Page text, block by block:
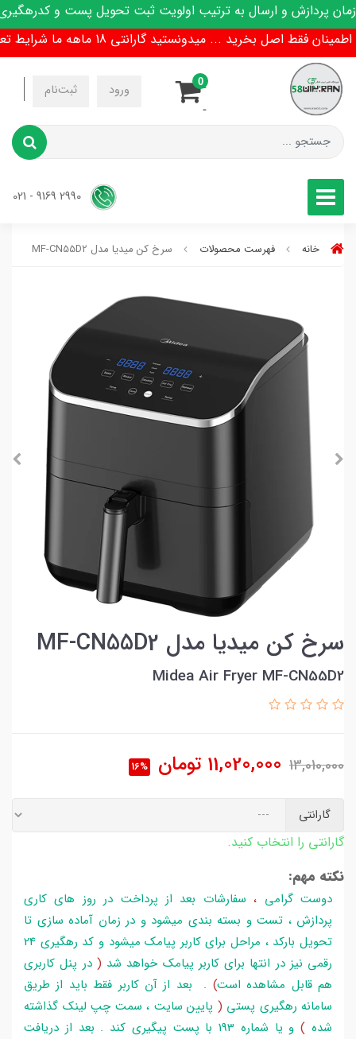
و ارسال به ترتیب اولویت ثبت تحویل پست و کدرهگیری
فقط اصل بخرید ... میدونستید گارانتی 18 ماهه ما شرایط تعویض هم داره !
ورود ثبت‌نام
-
-
0
خانه فهرست محصولات سرخ کن میدیا مدل MF-CN55D2
سرخ کن میدیا مدل MF-CN55D2
Midea Air Fryer MF-CN55D2
13,010,000
11,020,000 تومان 16%
گارانتی
گارانتی را انتخاب کنید.
نکته مهم:
دوست گرامی ،سفارشات بعد از پرداخت در روز های کاری
پردازش ، تست و بسته بندی میشود و در زمان آماده سازی تا
تحویل بارکد ، مراحل برای کاربر پیامک میشود و کد رهگیری 24
رقمی نیز در انتها برای کاربر پیامک خواهد شد ( در پنل کاربری
هم قابل مشاهده است) . بعد از آن کاربر فقط باید از طریق
سامانه رهگیری پستی ( پایین سایت ، سمت چپ لینک گذاشته
شده )
و یا شماره 193 با پست پیگیری کند . بعد از دریافت